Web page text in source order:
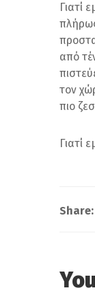
Γιατί
από
τον
πιο
Γιατί
Share: